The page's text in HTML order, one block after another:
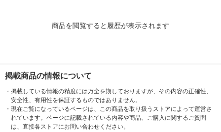
商品を閲覧すると履歴が表示されます
掲載商品の情報について
・ 掲載している情報の精度には万全を期しておりますが、その内容の正確性、
安全性、有用性を保証するものではありません。
・ 現在ご覧になっているページは、この商品を取り扱うストアによって運営さ
れています。ページに記載されている内容や商品、ご購入に関するご質問
は、直接各ストアにお問い合わせください。